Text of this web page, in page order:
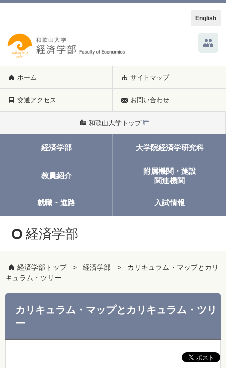
English
ホーム サイトマップ
交通アクセス お問い合わせ
和歌山大学トップ
経済学部 大学院経済学研究科
教員紹介
附属機関・施設
関連機関
就職・進路 入試情報
経済学部
経済学部トップ 経済学部
カリキュラム・マップとカリ
キュラム・ツリー
カリキュラム・マップとカリキュラム・ツリ
ー